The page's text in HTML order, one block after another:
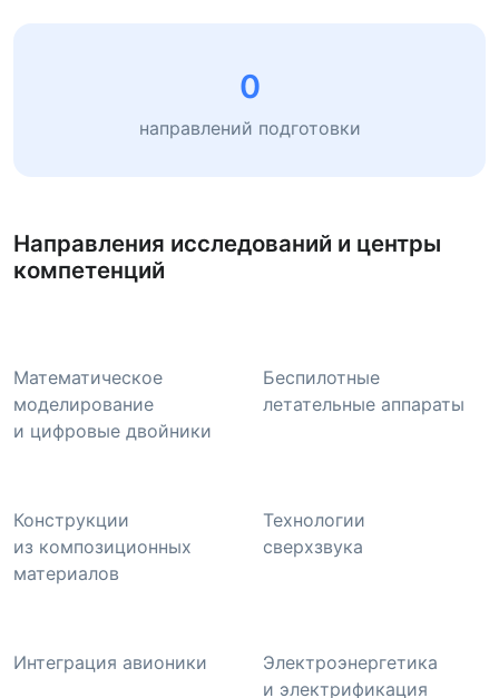
0
направлений подготовки
Направления исследований и центры
компетенций
Математическое
моделирование
и цифровые двойники
Беспилотные
летательные аппараты
Конструкции
из композиционных
материалов
Технологии
сверхзвука
Интеграция авионики
Электроэнергетика
и электрификация